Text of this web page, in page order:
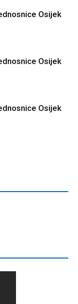
Osijek
Osijek
Osijek